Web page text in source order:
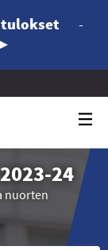
-
24
nuorten